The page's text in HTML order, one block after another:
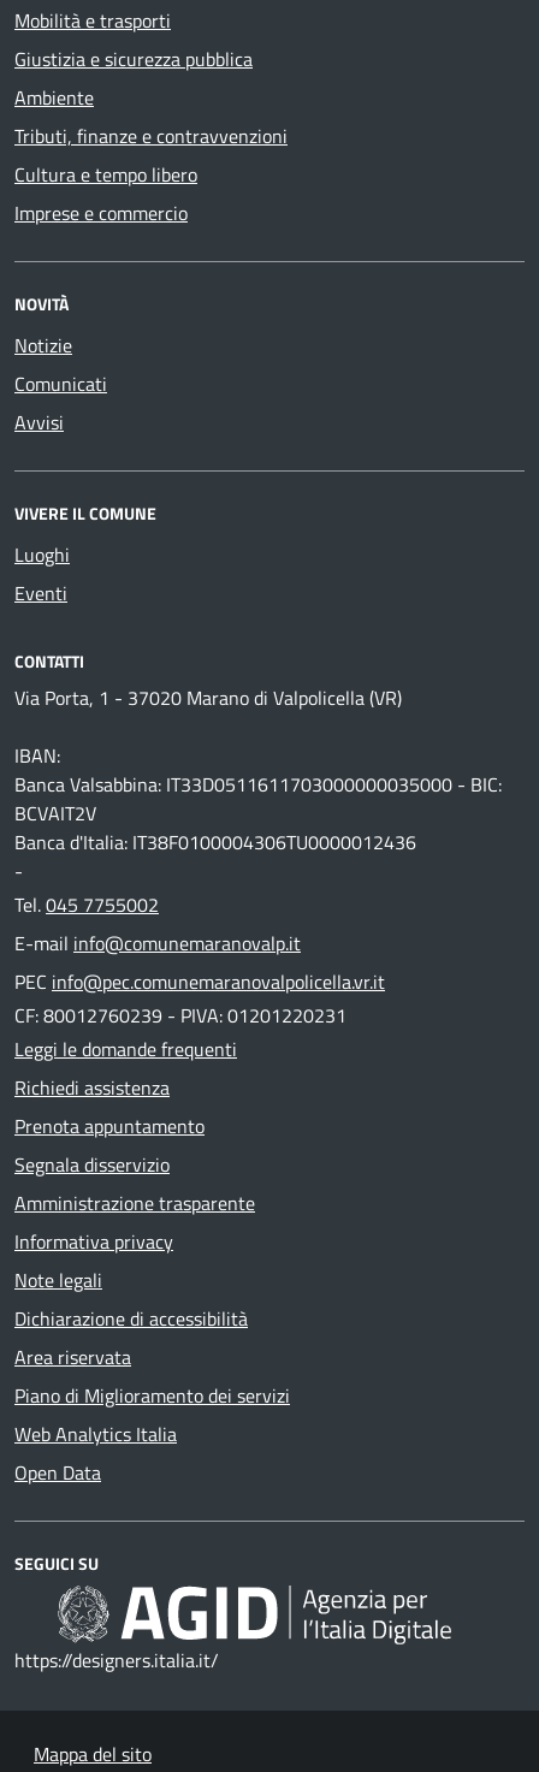
Mobilità e trasporti
Giustizia e sicurezza pubblica
Ambiente
Tributi, finanze e contravvenzioni
Cultura e tempo libero
Imprese e commercio
NOVITÀ
Notizie
Comunicati
Avvisi
VIVERE IL COMUNE
Luoghi
Eventi
CONTATTI
Via Porta, 1 - 37020 Marano di Valpolicella (VR)
IBAN:
Banca Valsabbina: IT33D0511611703000000035000 - BIC:
BCVAIT2V
Banca d'Italia: IT38F0100004306TU0000012436
-
Tel.045 7755002
E-mail info@comunemaranovalp.it
PEC info@pec.comunemaranovalpolicella.vr.it
CF: 80012760239 - PIVA: 01201220231
Leggi le domande frequenti
Richiedi assistenza
Prenota appuntamento
Segnala disservizio
Amministrazione trasparente
Informativa privacy
Note legali
Dichiarazione di accessibilità
Area riservata
Piano di Miglioramento dei servizi
Web Analytics Italia
Open Data
SEGUICI SU
https://designers.italia.it/
Mappa del sito